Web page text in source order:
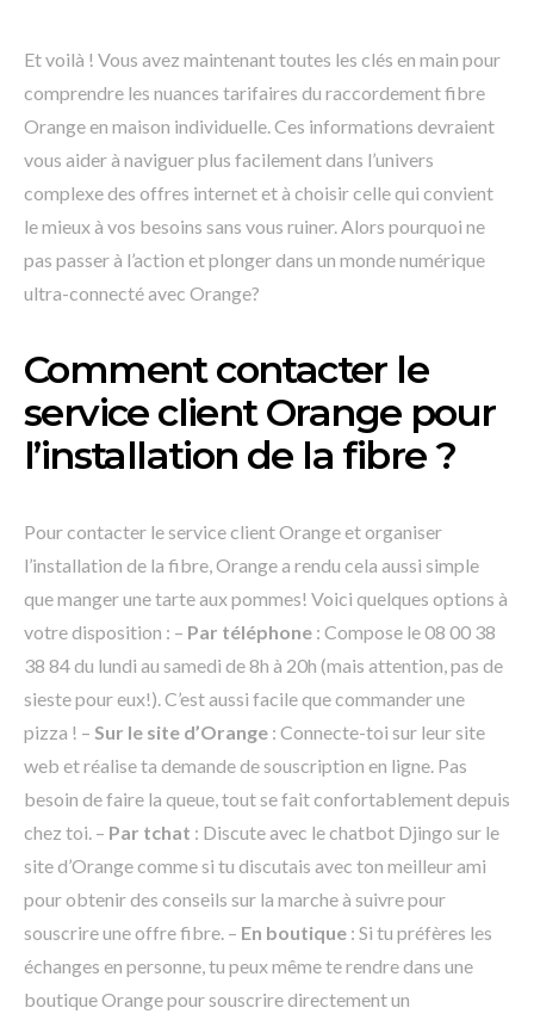
Et voilà ! Vous avez maintenant toutes les clés en main pour
comprendre les nuances tarifaires du raccordement fibre
Orange en maison individuelle. Ces informations devraient
vous aider à naviguer plus facilement dans l’univers
complexe des offres internet et à choisir celle qui convient
le mieux à vos besoins sans vous ruiner. Alors pourquoi ne
pas passer à l’action et plonger dans un monde numérique
ultra-connecté avec Orange?
Comment contacter le
service client Orange pour
l’installation de la fibre ?
Pour contacter le service client Orange et organiser
l’installation de la fibre, Orange a rendu cela aussi simple
que manger une tarte aux pommes! Voici quelques options à
votre disposition : – Par téléphone : Compose le 08 00 38
38 84 du lundi au samedi de 8h à 20h (mais attention, pas de
sieste pour eux!). C’est aussi facile que commander une
pizza ! – Sur le site d’Orange : Connecte-toi sur leur site
web et réalise ta demande de souscription en ligne. Pas
besoin de faire la queue, tout se fait confortablement depuis
chez toi. – Par tchat : Discute avec le chatbot Djingo sur le
site d’Orange comme si tu discutais avec ton meilleur ami
pour obtenir des conseils sur la marche à suivre pour
souscrire une offre fibre. – En boutique : Si tu préfères les
échanges en personne, tu peux même te rendre dans une
boutique Orange pour souscrire directement un